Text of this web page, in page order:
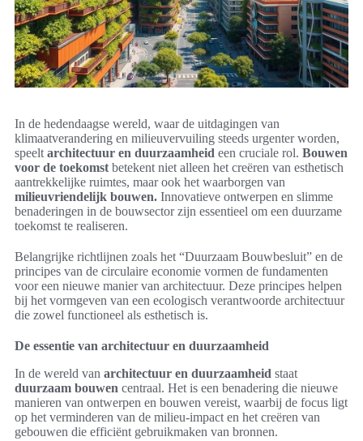
In de hedendaagse wereld, waar de uitdagingen van
klimaatverandering en milieuvervuiling steeds urgenter worden,
speelt architectuur en duurzaamheid een cruciale rol. Bouwen
voor de toekomst betekent niet alleen het creëren van esthetisch
aantrekkelijke ruimtes, maar ook het waarborgen van
milieuvriendelijk bouwen. Innovatieve ontwerpen en slimme
benaderingen in de bouwsector zijn essentieel om een duurzame
toekomst te realiseren.
Belangrijke richtlijnen zoals het “Duurzaam Bouwbesluit” en de
principes van de circulaire economie vormen de fundamenten
voor een nieuwe manier van architectuur. Deze principes helpen
bij het vormgeven van een ecologisch verantwoorde architectuur
die zowel functioneel als esthetisch is.
De essentie van architectuur en duurzaamheid
In de wereld van architectuur en duurzaamheid staat
duurzaam bouwen centraal. Het is een benadering die nieuwe
manieren van ontwerpen en bouwen vereist, waarbij de focus ligt
op het verminderen van de milieu-impact en het creëren van
gebouwen die efficiënt gebruikmaken van bronnen.